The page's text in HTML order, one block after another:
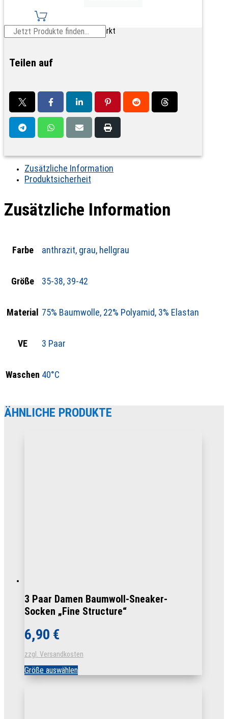
handgekettelte Spitze, keine Naht
Ferse und Spitze verstärkt
Teilen auf
Zusätzliche Information
Produktsicherheit
Zusätzliche Information
Farbe anthrazit, grau, hellgrau
Größe 35-38, 39-42
Material 75% Baumwolle, 22% Polyamid, 3% Elastan
VE 3 Paar
Waschen 40°C
ÄHNLICHE PRODUKTE
3 Paar Damen Baumwoll-Sneaker-
Socken „Fine Structure“
6,90 €
zzgl. Versandkosten
Größe auswählenDieses
Produkt